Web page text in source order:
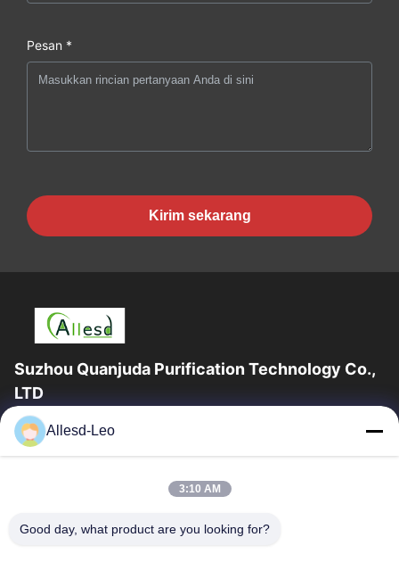
Pesan *
Kirim sekarang
Suzhou Quanjuda Purification Technology Co.,
LTD
Pengalaman 16 tahun, Sebagai produsen dan pengekspor
produk ESD & Cleanroom terkemuka, kami menawarkan jajaran
Rumah
Produk
Allesd-Leo
3:10 AM
Good day, what product are you looking for?